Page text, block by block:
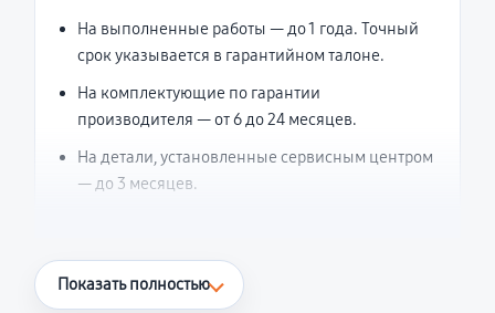
На выполненные работы — до 1 года. Точный
срок указывается в гарантийном талоне.
На комплектующие по гарантии
производителя — от 6 до 24 месяцев.
На детали, установленные сервисным центром
— до 3 месяцев.
Что считается гарантийным случаем
Показать полностью